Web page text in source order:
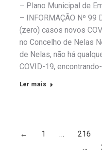
– Plano Municipal de
– INFORMAÇÃO Nº 99
(zero) casos novos
no Concelho de Nelas
de Nelas, não há
COVID-19,
Ler mais
← 1 … 216
…